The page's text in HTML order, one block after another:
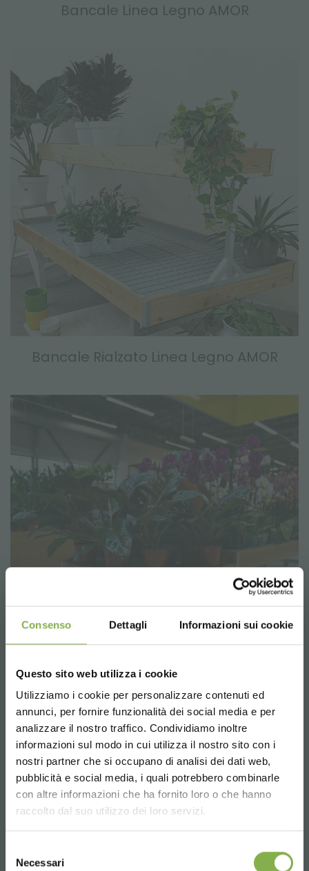
Consenso Dettagli Informazioni sui cookie
Questo sito web utilizza i cookie
Utilizziamo i cookie per personalizzare contenuti ed
annunci, per fornire funzionalità dei social media e per
analizzare il nostro traffico. Condividiamo inoltre
informazioni sul modo in cui utilizza il nostro sito con i
nostri partner che si occupano di analisi dei dati web,
pubblicità e social media, i quali potrebbero combinarle
con altre informazioni che ha fornito loro o che hanno
raccolto dal suo utilizzo dei loro servizi.
delNecessari
Bancale Linea Legno AMOR
Bancale Rialzato Linea Legno AMOR
End Cap Linea Legno AMOR
Choose the country you are in and your
language for a better browsing experience
REGISTRATI E RISPARMIA
SUBITO!
Crea un account e ottieni subito
vantaggi esclusivi:
5 % di scontosul tuo primo ordine *
2 % di sconto sempresu tutti i tuoi acquisti
Spedizione gratis